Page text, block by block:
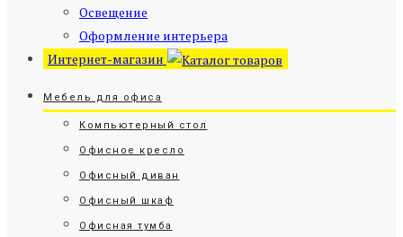
Освещение
Оформление интерьера
Интернет-магазин
Мебель для офиса
Компьютерный стол
Офисное кресло
Офисный диван
Офисный шкаф
Офисная тумба